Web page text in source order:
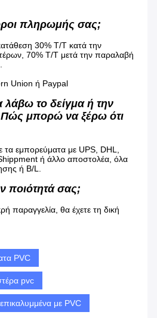
πληρωμής σας;
30% T/T κατά την
70% T/T μετά την παραλαβή
Union ή Paypal
το δείγμα ή την
μπορώ να ξέρω ότι
τα εμπορεύματα με UPS, DHL,
ή άλλο αποστολέα, όλα
ή B/L.
ποιότητά σας;
παραγγελία, θα έχετε τη δική
PVC
pvc
με PVC